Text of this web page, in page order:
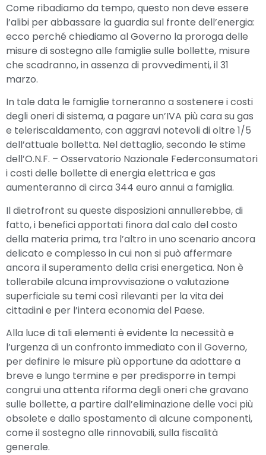
Come ribadiamo da tempo,questo non deve essere
l’alibi per abbassare la guardia sul fronte dell’energia:
ecco perché chiediamo al Governo la proroga delle
misure di sostegno alle famiglie sulle bollette, misure
che scadranno, in assenza di provvedimenti, il 31
marzo.
In tale data le famiglie torneranno a sostenere i costi
degli oneri di sistema, a pagare un’IVA più carasugas
e teleriscaldamento, con aggravi notevoli di oltre 1/5
dell’attuale bolletta. Nel dettaglio, secondo le stime
dell’O.N.F. – Osservatorio Nazionale Federconsumatori
i costidelle bollette di energia elettricae gas
aumenteranno di circa344 euro annui a famiglia.
Il dietrofront su queste disposizioni annullerebbe, di
fatto, i benefici apportati finora dal calo del costo
della materia prima, tra l’altro in uno scenario ancora
delicato e complesso in cui non si può affermare
ancorail superamento della crisi energetica. Nonè
tollerabile alcunaimprovvisazione o valutazione
superficiale su temi così rilevanti per la vita dei
cittadini e per l’intera economia del Paese.
Alla luce di tali elementi è evidente la necessità e
l’urgenza diun confronto immediato con il Governo,
per definire le misure più opportune da adottare a
breve e lungo termine e per predisporre in tempi
congrui una attenta riforma degli oneri che gravano
sulle bollette, a partire dall’eliminazione delle voci più
obsolete e dallo spostamento di alcune componenti,
come il sostegno alle rinnovabili, sulla fiscalità
generale.